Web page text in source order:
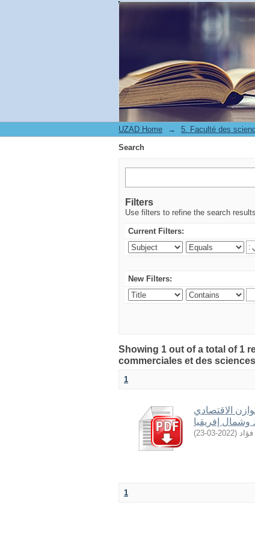
Search
UZAD Home → 5. Faculté des
Search
Filters
Use filters to refine the search
Current Filters:
New Filters:
Showing 1 out of a total of 1
commerciales et des
1
الاقتصادي
إفريقيا
(
2022-03-23
)
1